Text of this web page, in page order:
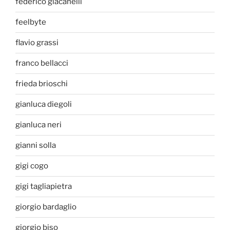
feelbyte
flavio grassi
franco bellacci
frieda brioschi
gianluca diegoli
gianluca neri
gianni solla
gigi cogo
gigi tagliapietra
giorgio bardaglio
giorgio biso